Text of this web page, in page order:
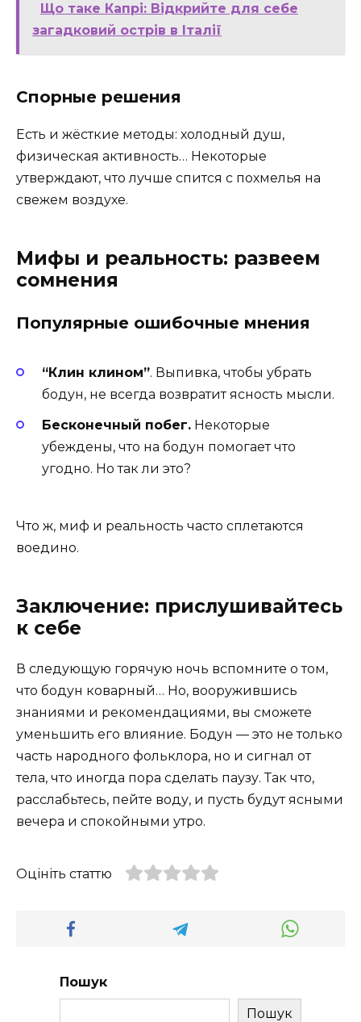
Що таке Капрі: Відкрийте для себе
загадковий острів в Італії
Спорные решения
Есть и жёсткие методы: холодный душ,
физическая активность… Некоторые
утверждают, что лучше спится с похмелья на
свежем воздухе.
Мифы и реальность: развеем
сомнения
Популярные ошибочные мнения
“Клин клином”. Выпивка, чтобы убрать
бодун, не всегда возвратит ясность мысли.
Бесконечный побег. Некоторые
убеждены, что на бодун помогает что
угодно. Но так ли это?
Что ж, миф и реальность часто сплетаются
воедино.
Заключение: прислушивайтесь
к себе
В следующую горячую ночь вспомните о том,
что бодун коварный… Но, вооружившись
знаниями и рекомендациями, вы сможете
уменьшить его влияние. Бодун — это не только
часть народного фольклора, но и сигнал от
тела, что иногда пора сделать паузу. Так что,
расслабьтесь, пейте воду, и пусть будут ясными
вечера и спокойными утро.
Оцініть статтю
Пошук
Пошук